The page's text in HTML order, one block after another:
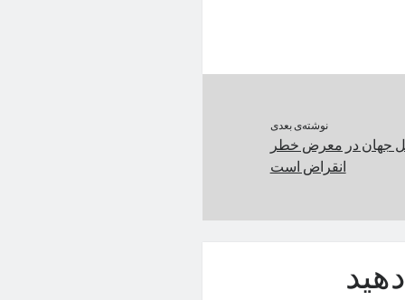
نوشته‌ی بعدی
گل جهان در معرض خطر
انقراض است